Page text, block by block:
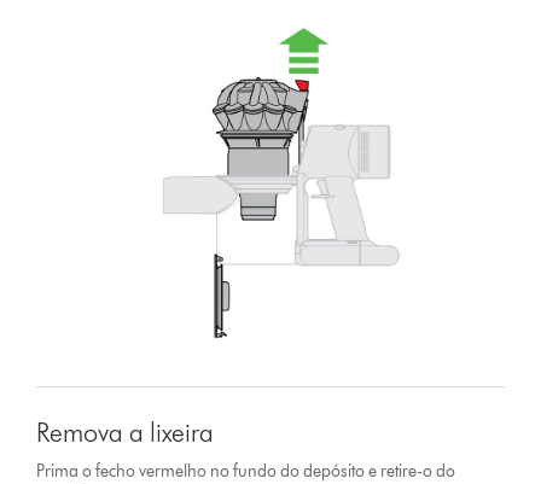
Remova a lixeira
Prima o fecho vermelho no fundo do depósito e retire-o do